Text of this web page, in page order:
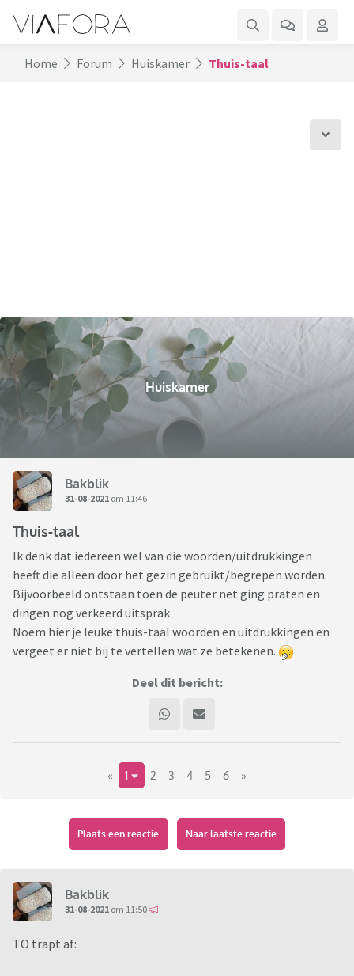
Home Forum Huiskamer Thuis-taal
Huiskamer
Bakblik
31-08-2021 om 11:46
Thuis-taal
Ik denk dat iedereen wel van die woorden/uitdrukkingen
heeft die alleen door het gezin gebruikt/begrepen worden.
Bijvoorbeeld ontstaan toen de peuter net ging praten en
dingen nog verkeerd uitsprak.
Noem hier je leuke thuis-taal woorden en uitdrukkingen en
vergeet er niet bij te vertellen wat ze betekenen.
Deel dit bericht:
« 1 2 3 4 5 6 »
Plaats een reactie Naar laatste reactie
Bakblik
31-08-2021 om 11:50
TO trapt af: